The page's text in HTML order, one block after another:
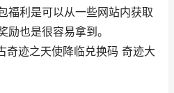
福利是可以从一些网站内获取
励也是很容易拿到。
奇迹之天使降临兑换码 奇迹大